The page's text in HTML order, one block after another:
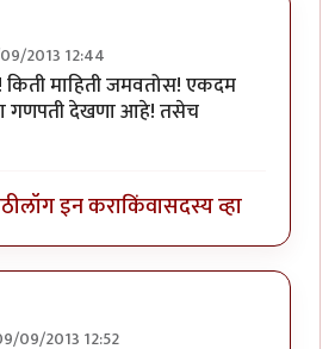
2013 12:44
माहिती जमवतोस! एकदम
गणपती देखणा आहे! तसेच
लॉग इन कराकिंवासदस्य व्हा
09/2013 12:52